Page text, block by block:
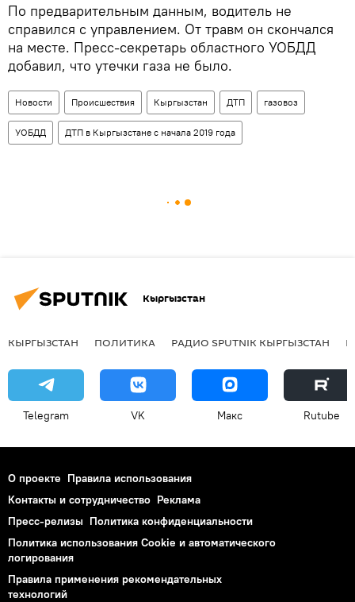
По предварительным данным, водитель не
справился с управлением. От травм он скончался
на месте. Пресс-секретарь областного УОБДД
добавил, что утечки газа не было.
Новости Происшествия Кыргызстан ДТП газовоз
УОБДД ДТП в Кыргызстане с начала 2019 года
Кыргызстан
КЫРГЫЗСТАН ПОЛИТИКА РАДИО SPUTNIK КЫРГЫЗСТАН
Telegram VK Макс Rutube
О проекте Правила использования
Контакты и сотрудничество Реклама
Пресс-релизы Политика конфиденциальности
Политика использования Cookie и автоматического
логирования
Правила применения рекомендательных
технологий